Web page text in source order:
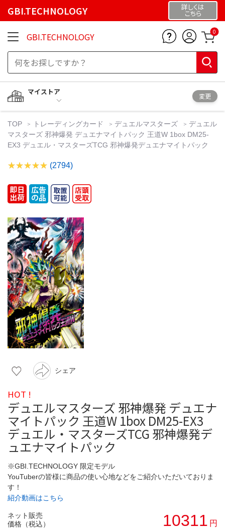
GBI.TECHNOLOGY 詳しくは
こちら
GBI.TECHNOLOGY 0
マイストア
変更
TOP トレーディングカード デュエルマスターズ
デュエル
マスターズ 邪神爆発 デュエナマイトパック 王道W 1box DM25-
EX3 デュエル・マスターズTCG 邪神爆発デュエナマイトパック
(2794)
シェア
HOT !
デュエルマスターズ 邪神爆発 デュエナ
マイトパック 王道W 1box DM25-EX3
デュエル・マスターズTCG 邪神爆発デ
ュエナマイトパック
※GBI.TECHNOLOGY 限定モデル
YouTuberの皆様に商品の使い心地などをご紹介いただいておりま
す！
紹介動画はこちら
ネット販売
価格（税込）
10311 円